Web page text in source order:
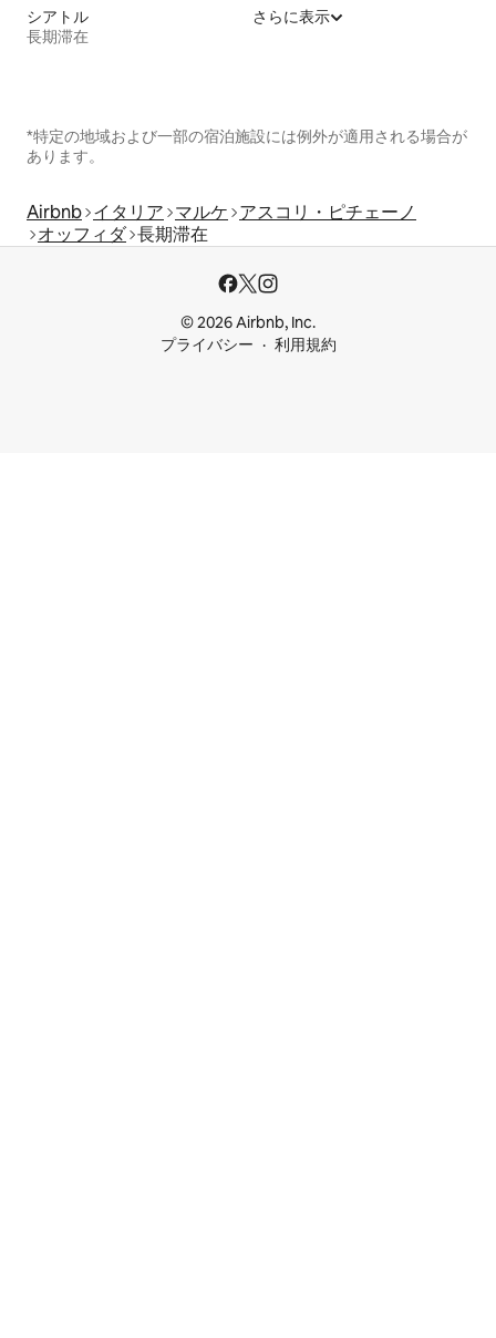
シアトル
長期滞在
さらに表示
*特定の地域および一部の宿泊施設には例外が適用される場合が
あります。
Airbnb イタリア マルケ アスコリ・ピチェーノ
オッフィダ 長期滞在
© 2026 Airbnb, Inc.
プライバシー
利用規約